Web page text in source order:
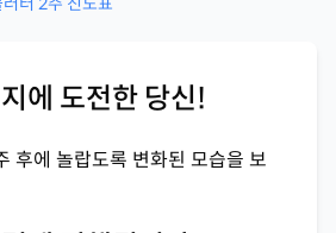
에 도전한 당신!
후에 놀랍도록 변화된 모습을 보